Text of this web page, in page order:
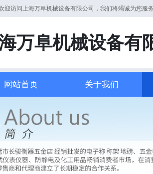
迎访问上海万阜机械设备有限公司，我们将竭诚为您服
万阜机械设备有
网站首页 关于我们